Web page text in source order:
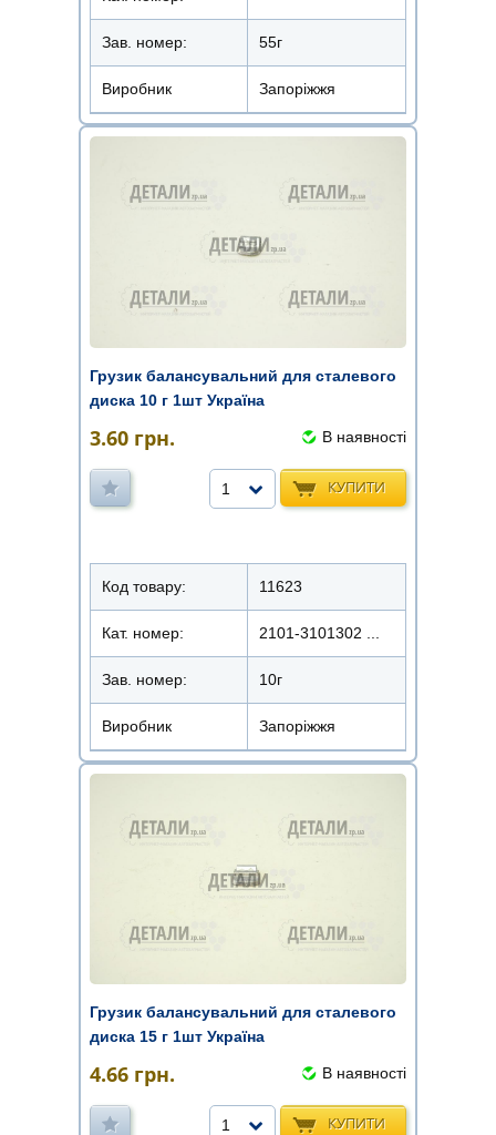
Зав. номер: 55г
Виробник Запоріжжя
Грузик балансувальний для сталевого
диска 10 г 1шт Україна
3.60 грн. В наявності
КУПИТИ
1
Код товару: 11623
Кат. номер: 2101-3101302 ...
Зав. номер: 10г
Виробник Запоріжжя
Грузик балансувальний для сталевого
диска 15 г 1шт Україна
4.66 грн. В наявності
КУПИТИ
1